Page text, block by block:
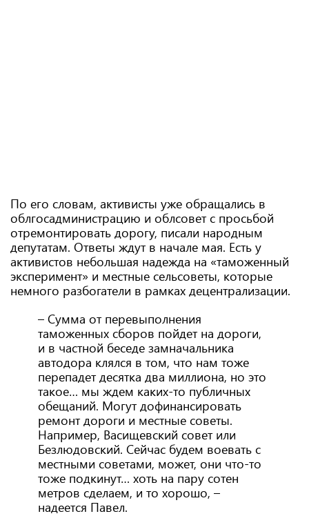
По его словам, активисты уже обращались в
облгосадминистрацию и облсовет с просьбой
отремонтировать дорогу, писали народным
депутатам. Ответы ждут в начале мая. Есть у
активистов небольшая надежда на «таможенный
эксперимент» и местные сельсоветы, которые
немного разбогатели в рамках децентрализации.
– Сумма от перевыполнения
таможенных сборов пойдет на дороги,
и в частной беседе замначальника
автодора клялся в том, что нам тоже
перепадет десятка два миллиона, но это
такое… мы ждем каких-то публичных
обещаний. Могут дофинансировать
ремонт дороги и местные советы.
Например, Васищевский совет или
Безлюдовский. Сейчас будем воевать с
местными советами, может, они что-то
тоже подкинут… хоть на пару сотен
метров сделаем, и то хорошо, –
надеется Павел.